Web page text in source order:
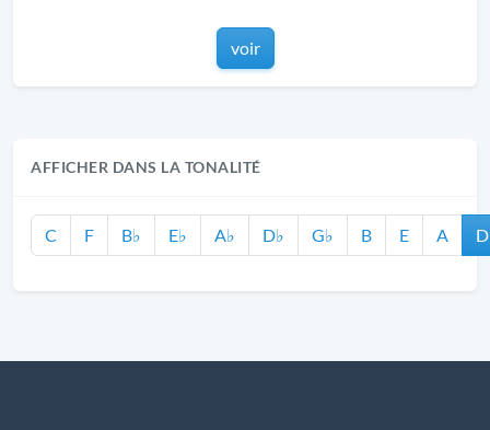
voir
AFFICHER DANS LA TONALITÉ
C F B♭ E♭ A♭ D♭ G♭ B E A D